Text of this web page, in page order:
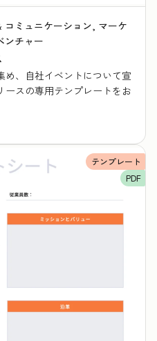
ミュニケーション, マーケ
ンチャー
め、自社イベントについて宣
スの専用テンプレートをお
テンプレート
PDF